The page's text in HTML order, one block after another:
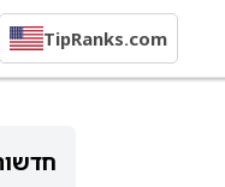
TipRanks.com